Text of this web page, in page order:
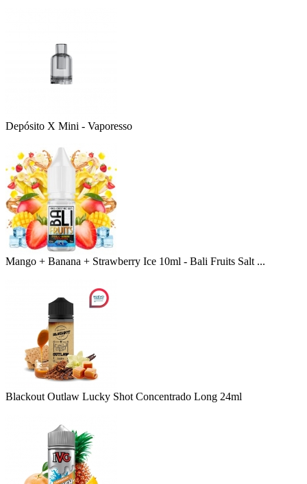
Depósito X Mini - Vaporesso
Mango + Banana + Strawberry Ice 10ml - Bali Fruits Salt ...
Blackout Outlaw Lucky Shot Concentrado Long 24ml